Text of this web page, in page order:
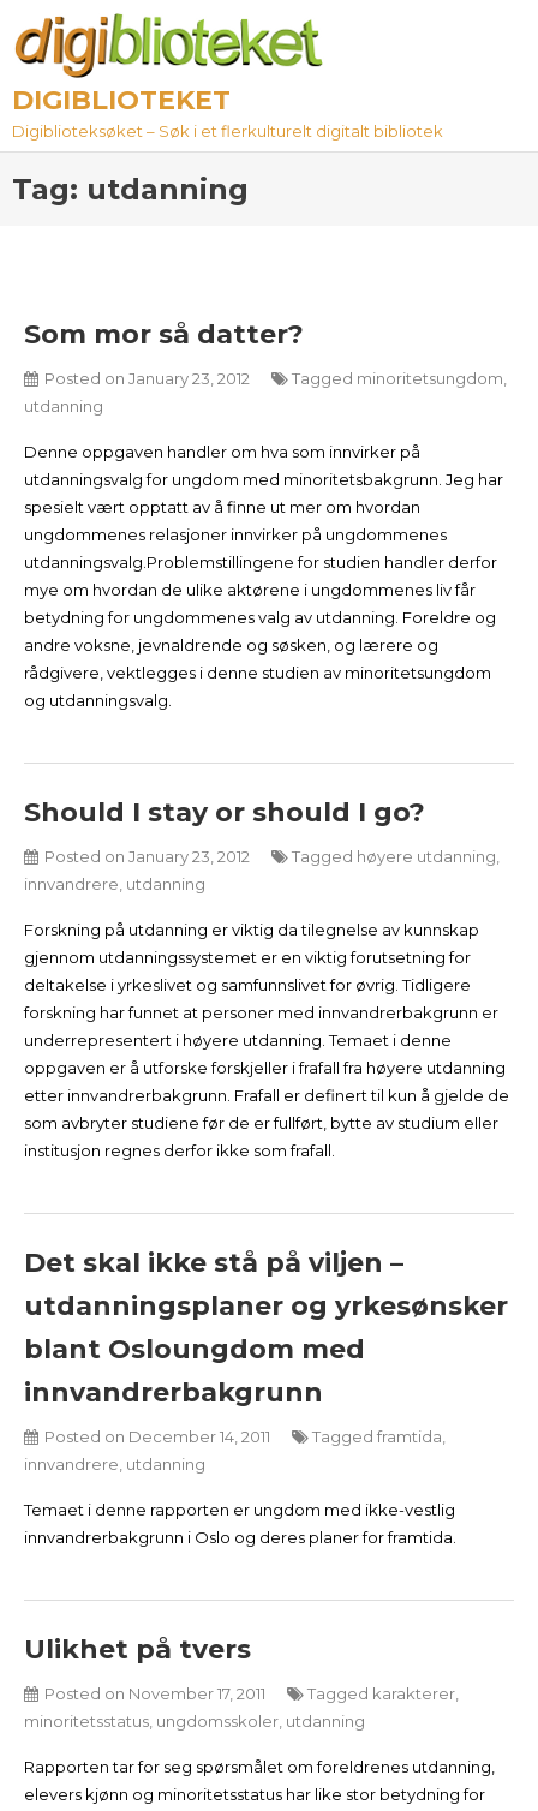
content
DIGIBLIOTEKET
Digiblioteksøket – Søk i et flerkulturelt digitalt bibliotek
Tag: utdanning
Som mor så datter?
Posted on January 23, 2012 Tagged minoritetsungdom
utdanning
Denne oppgaven handler om hva som innvirker på
utdanningsvalg for ungdom med minoritetsbakgrunn. Jeg har
spesielt vært opptatt av å finne ut mer om hvordan
ungdommenes relasjoner innvirker på ungdommenes
utdanningsvalg.Problemstillingene for studien handler derfor
mye om hvordan de ulike aktørene i ungdommenes liv får
betydning for ungdommenes valg av utdanning. Foreldre og
andre voksne, jevnaldrende og søsken, og lærere og
rådgivere, vektlegges i denne studien av minoritetsungdom
og utdanningsvalg.
Should I stay or should I go?
Posted on January 23, 2012 Tagged høyere utdanning
innvandrere utdanning
Forskning på utdanning er viktig da tilegnelse av kunnskap
gjennom utdanningssystemet er en viktig forutsetning for
deltakelse i yrkeslivet og samfunnslivet for øvrig. Tidligere
forskning har funnet at personer med innvandrerbakgrunn er
underrepresentert i høyere utdanning. Temaet i denne
oppgaven er å utforske forskjeller i frafall fra høyere utdanning
etter innvandrerbakgrunn. Frafall er definert til kun å gjelde de
som avbryter studiene før de er fullført, bytte av studium eller
institusjon regnes derfor ikke som frafall.
Det skal ikke stå på viljen –
utdanningsplaner og yrkesønsker
blant Osloungdom med
innvandrerbakgrunn
Posted on December 14, 2011 Tagged framtida
innvandrere utdanning
Temaet i denne rapporten er ungdom med ikke-vestlig
innvandrerbakgrunn i Oslo og deres planer for framtida.
Ulikhet på tvers
Posted on November 17, 2011 Tagged karakterer
minoritetsstatus ungdomsskoler utdanning
Rapporten tar for seg spørsmålet om foreldrenes utdanning,
elevers kjønn og minoritetsstatus har like stor betydning for